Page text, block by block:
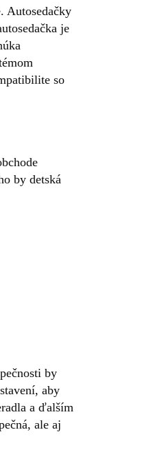
Autosedačky
je
so
by detská
by
aby
a ďalším
ale aj